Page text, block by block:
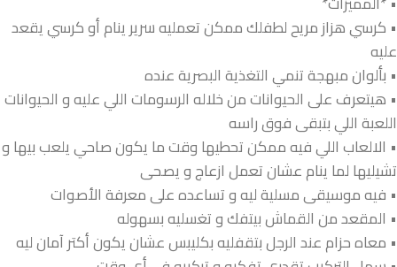
• كرسي هزاز مريح لطفلك ممكن تعمليه سرير ينام أو كرسي يقعد
عليه
• بألوان مبهجة تنمي التغذية البصرية عنده
• هيتعرف على الحيوانات من خلاله الرسومات اللي عليه و الحيوانات
اللعبة اللي بتبقى فوق راسه
• الالعاب اللي فيه ممكن تحطيها وقت ما يكون صاحي يلعب بيها و
تشيليها لما ينام عشان تعمل ازعاج و يصحى
• فيه موسيقى مسلية ليه و تساعده على معرفة الأصوات
• المقعد من القماش بيتفك و تغسليه بسهوله
• معاه حزام عند الرجل بتقفليه بكليبس عشان يكون أكتر آمان ليه